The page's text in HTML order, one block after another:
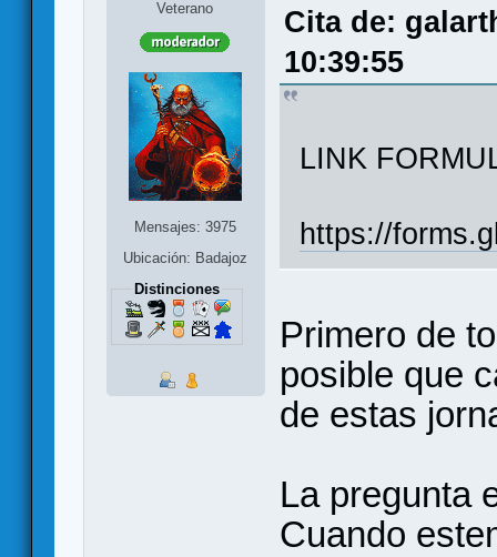
Veterano
Mensajes: 3975
Ubicación: Badajoz
Distinciones
Cita de:
10:39:55
LINK
https://
Primero de
posible que
de estas
La pregunta
Cuando